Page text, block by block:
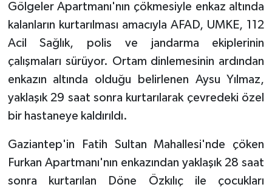
Gölgeler Apartmanı'nın çökmesiyle enkaz altında
kalanların kurtarılması amacıyla AFAD, UMKE, 112
Acil Sağlık, polis ve jandarma ekiplerinin
çalışmaları sürüyor. Ortam dinlemesinin ardından
enkazın altında olduğu belirlenen Aysu Yılmaz,
yaklaşık 29 saat sonra kurtarılarak çevredeki özel
bir hastaneye kaldırıldı.
Gaziantep'in Fatih Sultan Mahallesi'nde çöken
Furkan Apartmanı'nın enkazından yaklaşık 28 saat
sonra kurtarılan Döne Özkılıç ile çocukları